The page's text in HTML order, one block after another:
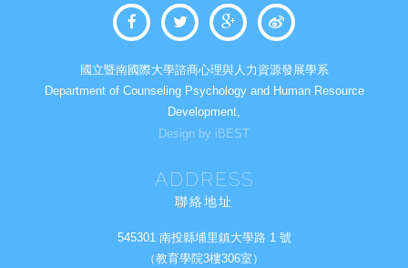
國立暨南國際大學諮商心理與人力資源發展學系
Department of Counseling Psychology and Human Resource
Development,
Design by iBEST
ADDRESS
聯絡地址
545301 南投縣埔里鎮大學路 1 號
（教育學院3樓306室）